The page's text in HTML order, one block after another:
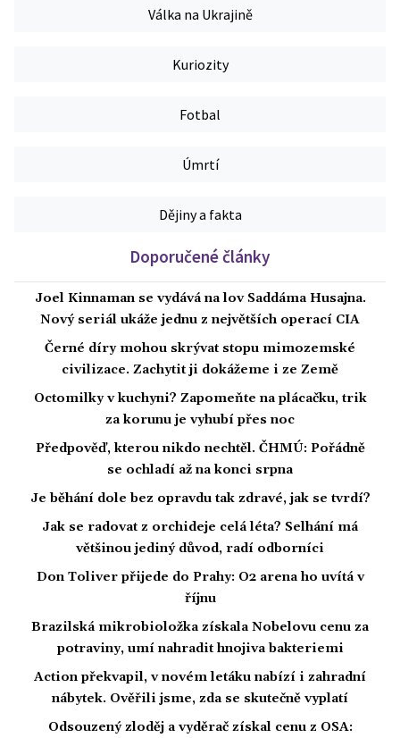
Válka na Ukrajině
Kuriozity
Fotbal
Úmrtí
Dějiny a fakta
Doporučené články
Joel Kinnaman se vydává na lov Saddáma Husajna.
Nový seriál ukáže jednu z největších operací CIA
Černé díry mohou skrývat stopu mimozemské
civilizace. Zachytit ji dokážeme i ze Země
Octomilky v kuchyni? Zapomeňte na plácačku, trik
za korunu je vyhubí přes noc
Předpověď, kterou nikdo nechtěl. ČHMÚ: Pořádně
se ochladí až na konci srpna
Je běhání dole bez opravdu tak zdravé, jak se tvrdí?
Jak se radovat z orchideje celá léta? Selhání má
většinou jediný důvod, radí odborníci
Don Toliver přijede do Prahy: O2 arena ho uvítá v
říjnu
Brazilská mikrobioložka získala Nobelovu cenu za
potraviny, umí nahradit hnojiva bakteriemi
Action překvapil, v novém letáku nabízí i zahradní
nábytek. Ověřili jsme, zda se skutečně vyplatí
Odsouzený zloděj a vyděrač získal cenu z OSA: